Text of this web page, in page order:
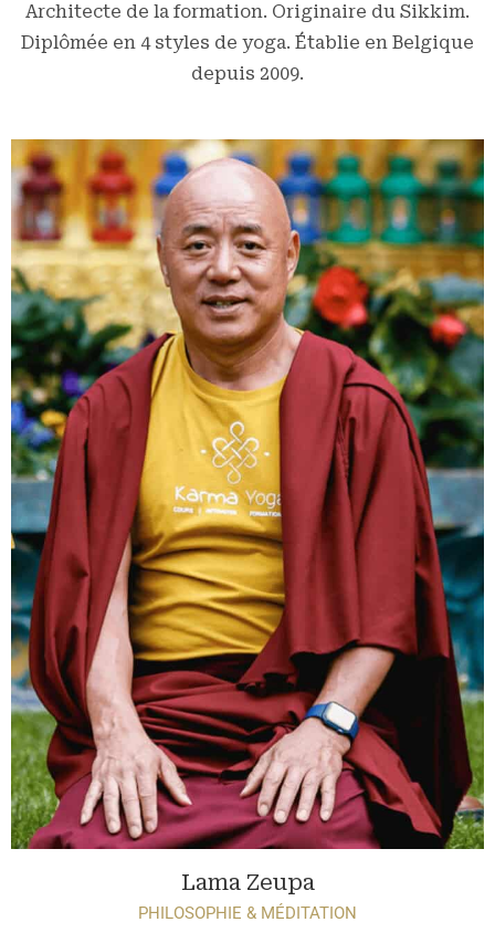
Architecte de la formation. Originaire du Sikkim.
Diplômée en 4 styles de yoga. Établie en Belgique
depuis 2009.
Lama Zeupa
PHILOSOPHIE & MÉDITATION